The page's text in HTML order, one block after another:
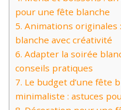
pour une fête blanche
5. Animations originales
blanche avec créativité
6. Adapter la soirée
conseils pratiques
7. Le budget d’une fête
minimaliste : astuces